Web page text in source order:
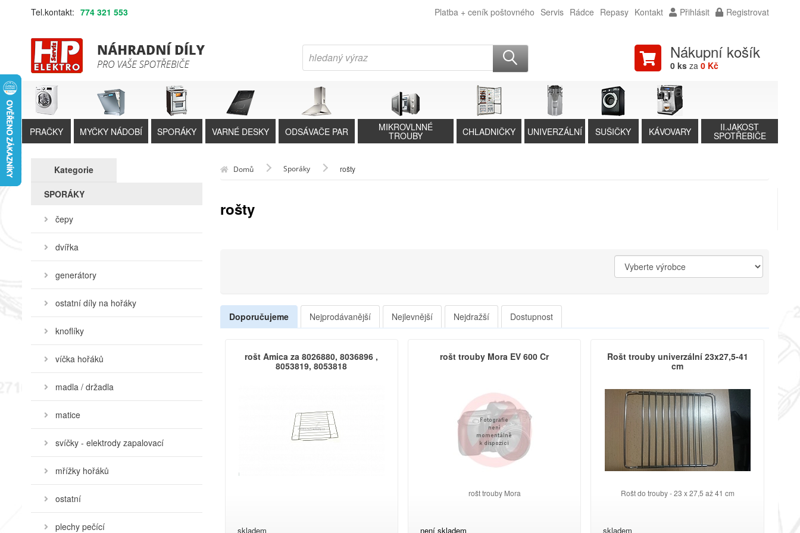
Tel.kontakt: 774 321 553 Platba + ceník poštovného Servis Rádce Repasy Kontakt Přihlásit Registrovat
Nákupní košík
0 ks za 0 Kč
PRAČKY MYČKY NÁDOBÍ SPORÁKY VARNÉ DESKY ODSÁVAČE PAR MIKROVLNNÉ
TROUBY CHLADNIČKY UNIVERZÁLNÍ SUŠIČKY KÁVOVARY II.JAKOST
SPOTŘEBIČE
Kategorie
SPORÁKY
čepy
dvířka
generátory
ostatní díly na hořáky
knoflíky
víčka hořáků
madla / držadla
matice
svíčky - elektrody zapalovací
mřížky hořáků
ostatní
plechy pečící
Domů Sporáky rošty
rošty
Doporučujeme Nejprodávanější Nejlevnější Nejdražší Dostupnost
rošt Amica za 8026880, 8036896 ,
8053819, 8053818
skladem
rošt trouby Mora EV 600 Cr
rošt trouby Mora
není skladem
Rošt trouby univerzální 23x27,5-41
cm
Rošt do trouby - 23 x 27,5 až 41 cm
skladem